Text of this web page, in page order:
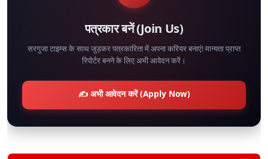
पत्रकार बनें (Join Us)
सरगुजा टाइम्स के साथ जुड़कर पत्रकारिता में अपना करियर बनाएं! मान्यता प्राप्त
रिपोर्टर बनने के लिए अभी आवेदन करें।
✍️ अभी आवेदन करें (Apply Now)